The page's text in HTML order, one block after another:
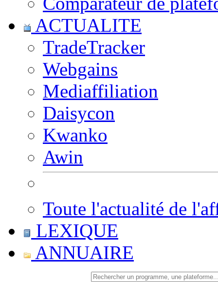
ACTUALITE
TradeTracker
Webgains
Mediaffiliation
Daisycon
Kwanko
Awin
Toute l'actualité de
LEXIQUE
ANNUAIRE